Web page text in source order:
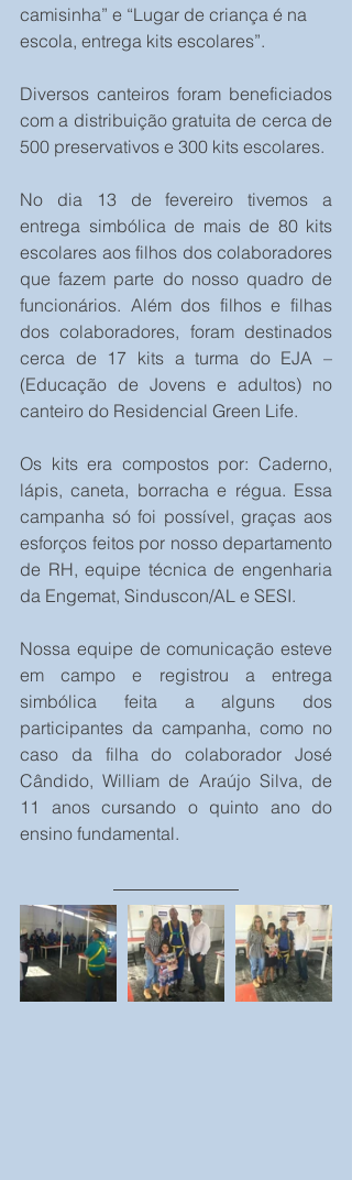
camisinha” e “Lugar de criança é na
escola, entrega kits escolares”.
Diversos canteiros foram beneficiados
com a distribuição gratuita de cerca de
500 preservativos e 300 kits escolares.
No dia 13 de fevereiro tivemos a
entrega simbólica de mais de 80 kits
escolares aos filhos dos colaboradores
que fazem parte do nosso quadro de
funcionários. Além dos filhos e filhas
dos colaboradores, foram destinados
cerca de 17 kits a turma do EJA –
(Educação de Jovens e adultos) no
canteiro do Residencial Green Life.
Os kits era compostos por: Caderno,
lápis, caneta, borracha e régua. Essa
campanha só foi possível, graças aos
esforços feitos por nosso departamento
de RH, equipe técnica de engenharia
da Engemat, Sinduscon/AL e SESI.
Nossa equipe de comunicação esteve
em campo e registrou a entrega
simbólica feita a alguns dos
participantes da campanha, como no
caso da filha do colaborador José
Cândido, William de Araújo Silva, de
11 anos cursando o quinto ano do
ensino fundamental.